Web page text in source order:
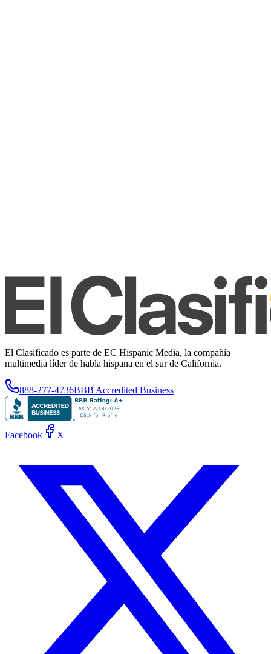
El Clasificado es parte de EC Hispanic Media, la compañía
multimedia líder de habla hispana en el sur de California.
888-277-4736BBB Accredited Business
Facebook X